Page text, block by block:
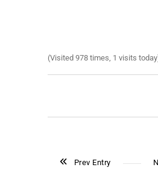
(Visited 978 times, 1 visits
Prev Entry